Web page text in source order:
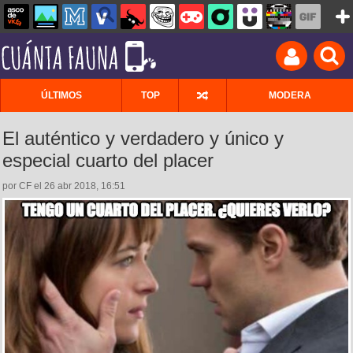
ÚLTIMOS TOP MODERA
El auténtico y verdadero y único y
especial cuarto del placer
por CF el 26 abr 2018, 16:51